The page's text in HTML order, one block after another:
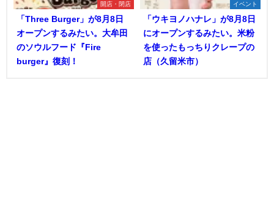
開店・閉店
「Three Burger」が8月8日
オープンするみたい。大牟田
のソウルフード『Fire
burger』復刻！
イベント
「ウキヨノハナレ」が8月8日
にオープンするみたい。米粉
を使ったもっちりクレープの
店（久留米市）